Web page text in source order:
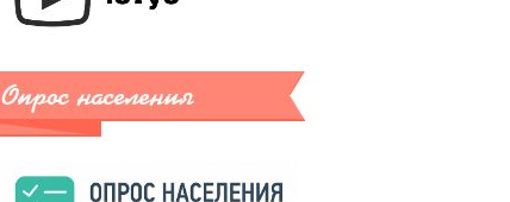
Опрос населения